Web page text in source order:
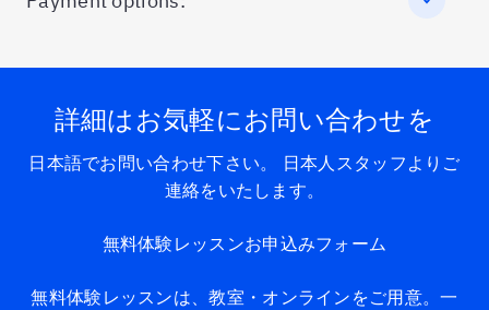
詳細はお気軽にお問い合わせを
日本語でお問い合わせ下さい。 日本人スタッフよりご
連絡をいたします。
無料体験レッスンお申込みフォーム
無料体験レッスンは、教室・オンラインをご用意。一